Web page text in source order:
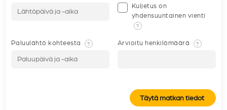
Kuljetus on
yhdensuuntainen vienti
?
Paluulähtö kohteesta ? Arvioitu henkilömäärä ?
Täytä matkan tiedot